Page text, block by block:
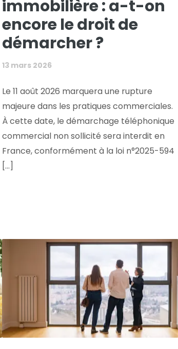
immobilière : a-t-on
encore le droit de
démarcher ?
13 mars 2026
Le 11 août 2026 marquera une rupture
majeure dans les pratiques commerciales.
À cette date, le démarchage téléphonique
commercial non sollicité sera interdit en
France, conformément à la loi n°2025-594
[...]